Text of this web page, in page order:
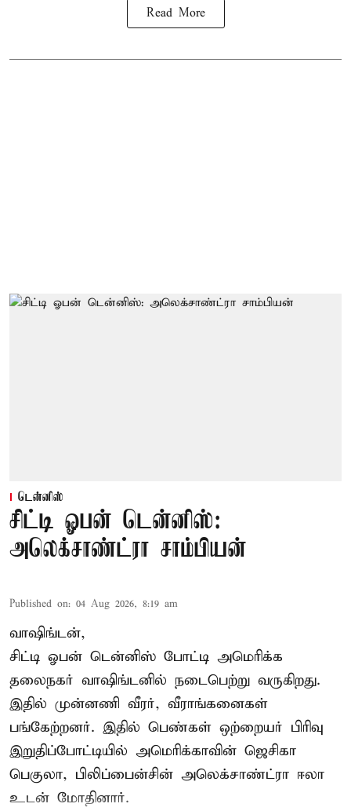
Read More
டென்னிஸ்
சிட்டி ஓபன் டென்னிஸ்:
அலெக்சாண்ட்ரா சாம்பியன்
Published on: 04 Aug 2026, 8:19 am
வாஷிங்டன்,
சிட்டி ஓபன் டென்னிஸ் போட்டி அமெரிக்க
தலைநகர் வாஷிங்டனில் நடைபெற்று வருகிறது.
இதில் முன்னணி வீரர், வீராங்கனைகள்
பங்கேற்றனர். இதில் பெண்கள் ஒற்றையர் பிரிவு
இறுதிப்போட்டியில் அமெரிக்காவின் ஜெசிகா
பெகுலா, பிலிப்பைன்சின் அலெக்சாண்ட்ரா ஈலா
உடன் மோதினார்.